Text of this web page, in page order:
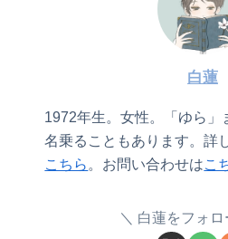
白蓮
1972年生。女性。「ゆら」
名乗ることもあります。詳
こちら。お問い合わせはこ
白蓮をフォロ